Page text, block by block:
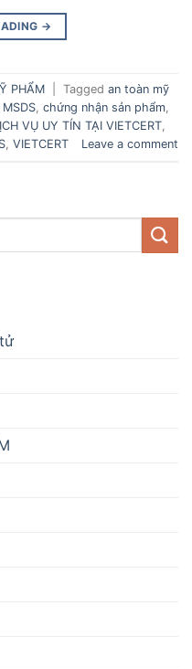
→
PHẨM Tagged an toàn mỹ
chứng nhận sản phẩm
VỤ UY TÍN TẠI VIETCERT
VIETCERT Leave a comment